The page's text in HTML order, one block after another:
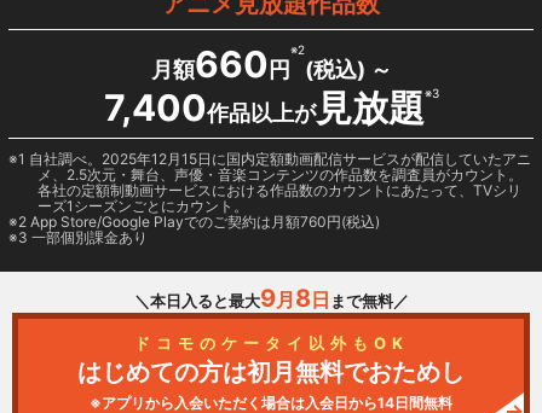
月額660 円
※2
(税込) ～
7,400作品以上が見放題※3
1 自社調べ。2025年12月15日に国内定額動画配信サービスが配信していたアニ
メ、2.5次元・舞台、声優・音楽コンテンツの作品数を調査員がカウント。
各社の定額制動画サービスにおける作品数のカウントにあたって、TVシリ
ーズ1シーズンごとにカウント。
2 App Store/Google Playでのご契約は月額760円(税込)
3 一部個別課金あり
＼本日入ると最大9月 8日 まで無料／
ドコモのケータイ以外もOK
はじめての方は初月無料でおためし
※アプリから入会いただく場合は入会日から14日間無料